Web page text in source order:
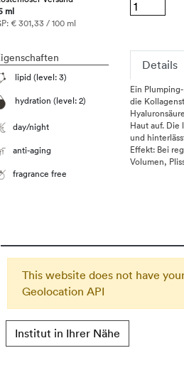
ml
€ 301,33 / 100 ml
lipid (level: 3)
hydration (level: 2)
day/night
anti-aging
fragrance free
Details
Ein
die
Haut auf.
und
Effekt: Bei
Volumen,
This website does not have
Geolocation API
Institut in Ihrer Nähe